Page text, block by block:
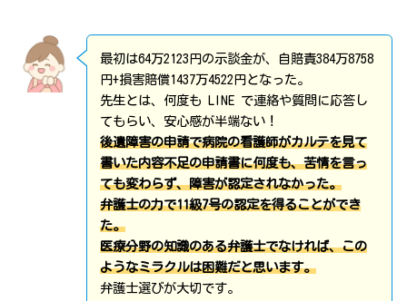
最初は64万2123円の示談金が、自賠責384万8758
円+損害賠償1437万4522円となった。
先生とは、何度も LINE で連絡や質問に応答し
てもらい、安心感が半端ない！
後遺障害の申請で病院の看護師がカルテを見て
書いた内容不足の申請書に何度も、苦情を言っ
ても変わらず、障害が認定されなかった。
弁護士の力で11級7号の認定を得ることができ
た。
医療分野の知識のある弁護士でなければ、この
ようなミラクルは困難だと思います。
弁護士選びが大切です。